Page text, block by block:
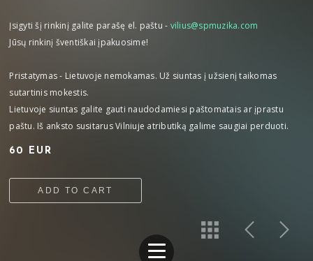
Įsigyti šį rinkinį galite parašę el. paštu - vilius@spmuzika.com​
Jūsų rinkinį šventiškai įpakuosime!
Pristatymas - Lietuvoje nemokamas. Už siuntas į užsienį taikomas
sutartinis mokestis.
Lietuvoje siuntas galite gauti naudodamiesi paštomatais ar įprastu
paštu. Iš anksto susitarus Vilniuje atributiką galime saugiai perduoti.
60 EUR
ADD TO CART